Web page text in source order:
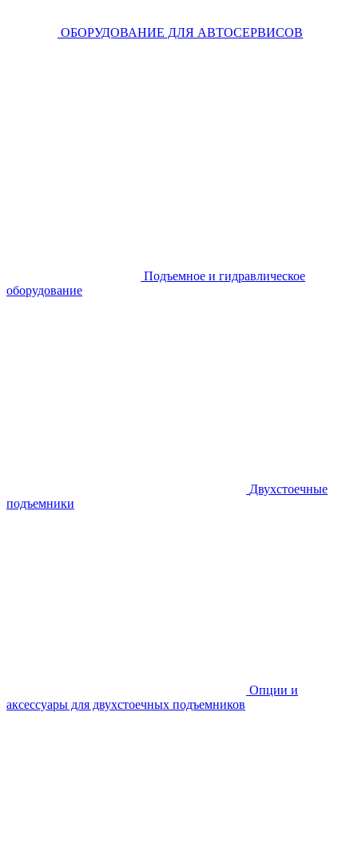
ОБОРУДОВАНИЕ ДЛЯ АВТОСЕРВИСОВ
Подъемное и гидравлическое
оборудование
Двухстоечные
подъемники
Опции и
аксессуары для двухстоечных подъемников